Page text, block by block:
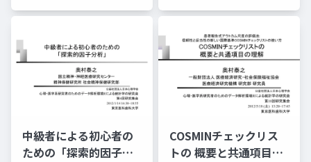
中級者による初心者の
ための「探索的因子分
COSMINチェックリス
トの 概要と共通項目の